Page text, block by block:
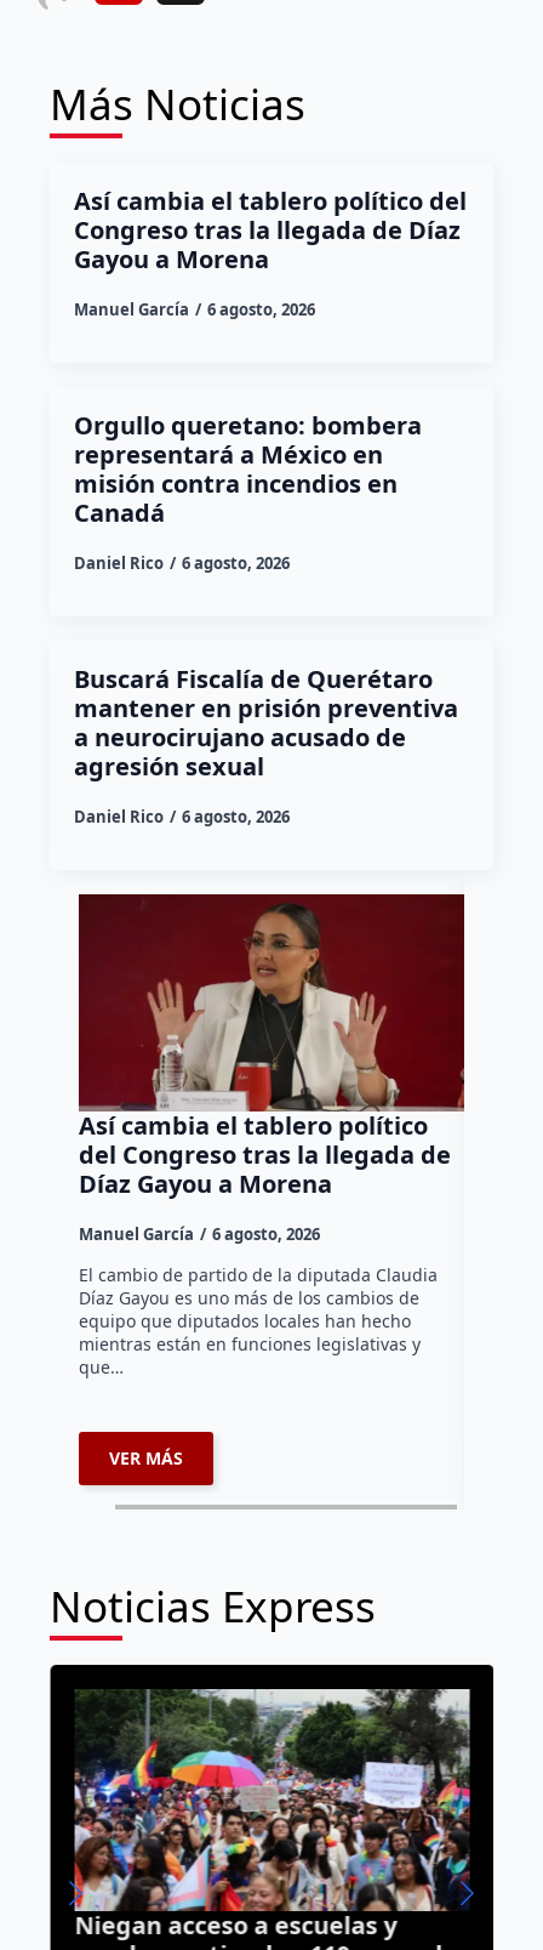
Más Noticias
Así cambia el tablero político del
Congreso tras la llegada de Díaz
Gayou a Morena
Manuel García 6 agosto, 2026
Orgullo queretano: bombera
representará a México en
misión contra incendios en
Canadá
Daniel Rico 6 agosto, 2026
Buscará Fiscalía de Querétaro
mantener en prisión preventiva
a neurocirujano acusado de
agresión sexual
Daniel Rico 6 agosto, 2026
Así cambia el tablero político
del Congreso tras la llegada de
Díaz Gayou a Morena
Manuel García 6 agosto, 2026
El cambio de partido de la diputada Claudia
Díaz Gayou es uno más de los cambios de
equipo que diputados locales han hecho
mientras están en funciones legislativas y
que…
VER MÁS
Noticias Express
Niegan acceso a escuelas y